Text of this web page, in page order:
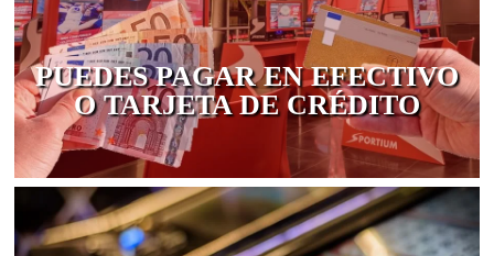
PUEDES PAGAR EN EFECTIVO
O TARJETA DE CRÉDITO
RULETA